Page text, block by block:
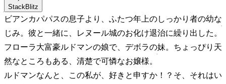
StackBlitz
ビアンカパパスの息子より、ふたつ年上のしっかり者の幼な
じみ。彼と一緒に、レヌール城のお化け退治に繰り出した。
フローラ大富豪ルドマンの娘で、デボラの妹。ちょっぴり天
然なところもある、清楚で可憐なお嬢様。
ルドマンなんと、この私が、好きと申すか！？そ、それはい